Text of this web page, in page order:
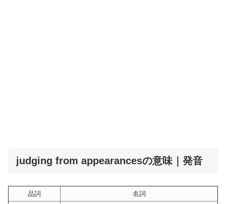
judging from appearancesの意味｜発音
品詞 名詞